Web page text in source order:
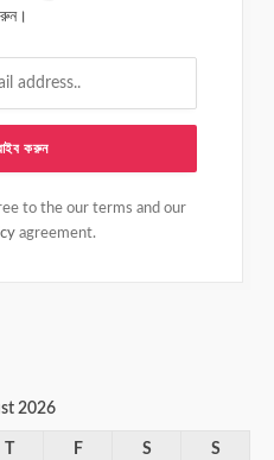
to the our terms and our
agreement.
2026
F S S